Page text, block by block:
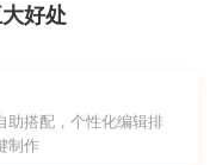
好处
助搭配，个性化编辑排
制作